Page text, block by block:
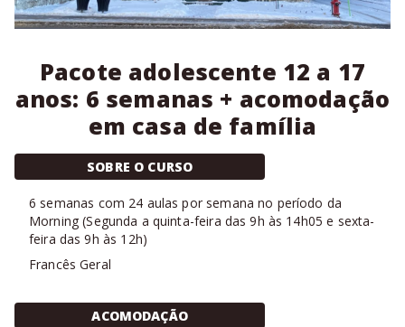
Pacote adolescente 12 a 17
anos: 6 semanas + acomodação
em casa de família
SOBRE O CURSO
6 semanas com 24 aulas por semana no período da
Morning (Segunda a quinta-feira das 9h às 14h05 e sexta-
feira das 9h às 12h)
Francês Geral
ACOMODAÇÃO